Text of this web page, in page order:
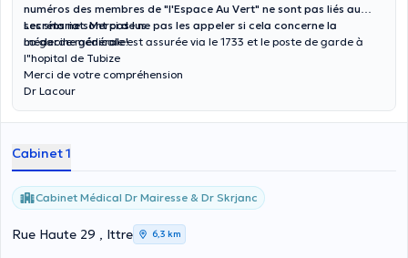
numéros des membres de "l'Espace Au Vert" ne sont pas liés au
secrétariat. Merci de ne pas les appeler si cela concerne la
médecine générale!
Les sms ne sont pas lus.
La garde médicale est assurée via le 1733 et le poste de garde à
l"hopital de Tubize
Merci de votre compréhension
Dr Lacour
Cabinet 1
Cabinet Médical Dr Mairesse & Dr Skrjanc
Rue Haute 29 , Ittre 6,3 km